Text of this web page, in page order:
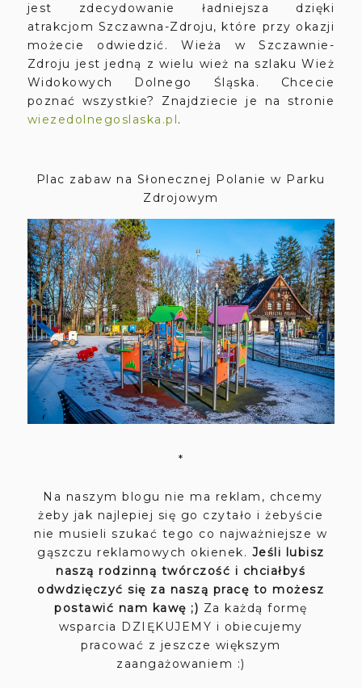
jest zdecydowanie ładniejsza dzięki
atrakcjom Szczawna-Zdroju, które przy okazji
możecie odwiedzić. Wieża w Szczawnie-
Zdroju jest jedną z wielu wież na szlaku Wież
Widokowych Dolnego Śląska. Chcecie
poznać wszystkie? Znajdziecie je na stronie
wiezedolnegoslaska.pl .
Plac zabaw na Słonecznej Polanie w Parku
Zdrojowym
*
Na naszym blogu nie ma reklam, chcemy
żeby jak najlepiej się go czytało i żebyście
nie musieli szukać tego co najważniejsze w
gąszczu reklamowych okienek. Jeśli lubisz
naszą rodzinną twórczość i chciałbyś
odwdzięczyć się za naszą pracę to możesz
postawić nam kawę ;) Za każdą formę
wsparcia DZIĘKUJEMY i obiecujemy
pracować z jeszcze większym
zaangażowaniem :)